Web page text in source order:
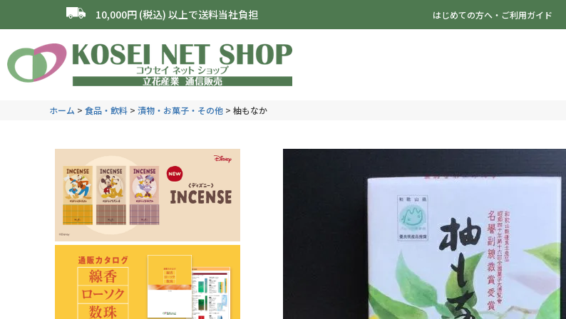
10,000円 (税込) 以上で送料当社負担 はじめての方へ・ご利用ガイド
ホーム 食品・飲料 漬物・お菓子・その他 柚もなか